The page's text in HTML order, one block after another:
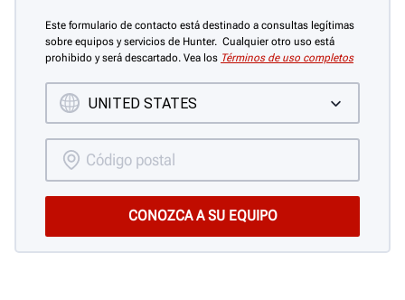
Este formulario de contacto está destinado a consultas legítimas
sobre equipos y servicios de Hunter. Cualquier otro uso está
prohibido y será descartado. Vea los Términos de uso completos